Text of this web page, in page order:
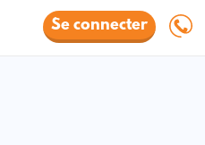
Se connecter